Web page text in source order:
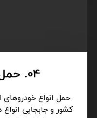
04. حمل خودرو تهران
حمل انواع خودروهای
کشور و جابجایی